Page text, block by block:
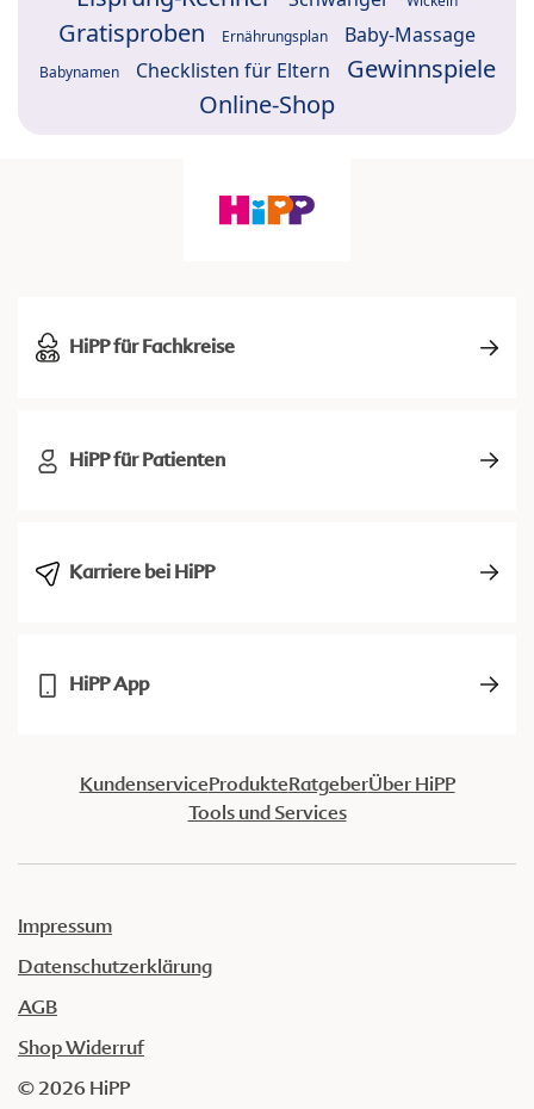
Gratisproben Ernährungsplan Baby-Massage
Babynamen Checklisten für Eltern
Gewinnspiele
Online-Shop
HiPP für Fachkreise
HiPP für Patienten
Karriere bei HiPP
HiPP App
KundenserviceProdukteRatgeberÜber HiPP
Tools und Services
Impressum
Datenschutzerklärung
AGB
Shop Widerruf
© 2026 HiPP